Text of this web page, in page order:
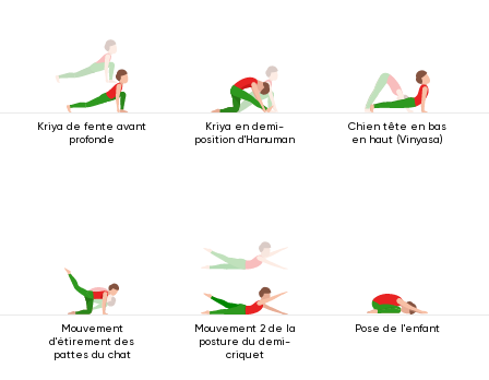
Kriya de fente avant
profonde
Kriya en demi-
position d'Hanuman
Chien tête en bas
en haut (Vinyasa)
Mouvement
d'étirement des
pattes du chat
Mouvement 2 de la
posture du demi-
criquet
Pose de l'enfant